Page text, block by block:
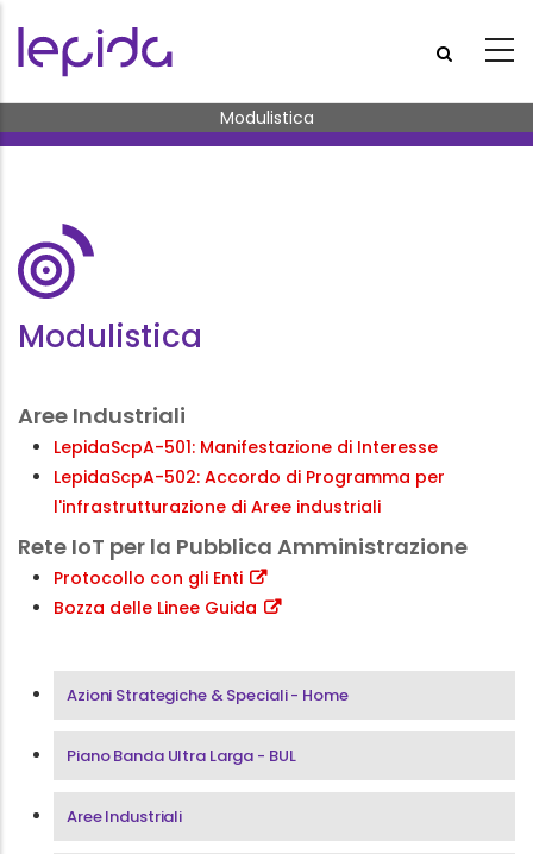
Briciole di pane
Modulistica
Modulistica
Aree Industriali
LepidaScpA-501: Manifestazione di Interesse
LepidaScpA-502: Accordo di Programma per
l'infrastrutturazione di Aree industriali
Rete IoT per la Pubblica Amministrazione
Protocollo con gli Enti
Bozza delle Linee Guida
Menu Area Azioni Strategiche & Speciali
Azioni Strategiche & Speciali - Home
Piano Banda Ultra Larga - BUL
Aree Industriali